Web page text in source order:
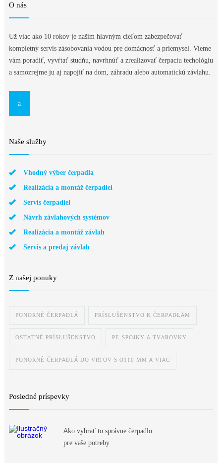
O nás
Už viac ako 10 rokov je našim hlavným cieľom zabezpečovať
kompletný servis zásobovania vodou pre domácnosť a priemysel. Vieme
vám poradiť, vyvŕtať studňu, navrhnúť a zrealizovať čerpaciu techológiu
a samozrejme ju aj napojiť na dom, záhradu alebo automatickú závlahu.
Naše služby
Vhodný výber čerpadla
Realizácia a montáž čerpadiel
Servis čerpadiel
Návrh závlahových systémov
Realizácia a montáž závlah
Servis a predaj závlah
Z našej ponuky
PONORNÉ ČERPADLÁ PRÍSLUŠENSTVO K ČERPADLÁM
OSTATNÉ PRÍSLUŠENSTVO PE-SPOJKY A TVAROVKY
PONORNÉ ČERPADLÁ DO VRTOV S O110 MM A VIAC
Posledné príspevky
Ako vybrať to správne čerpadlo
pre vaše potreby